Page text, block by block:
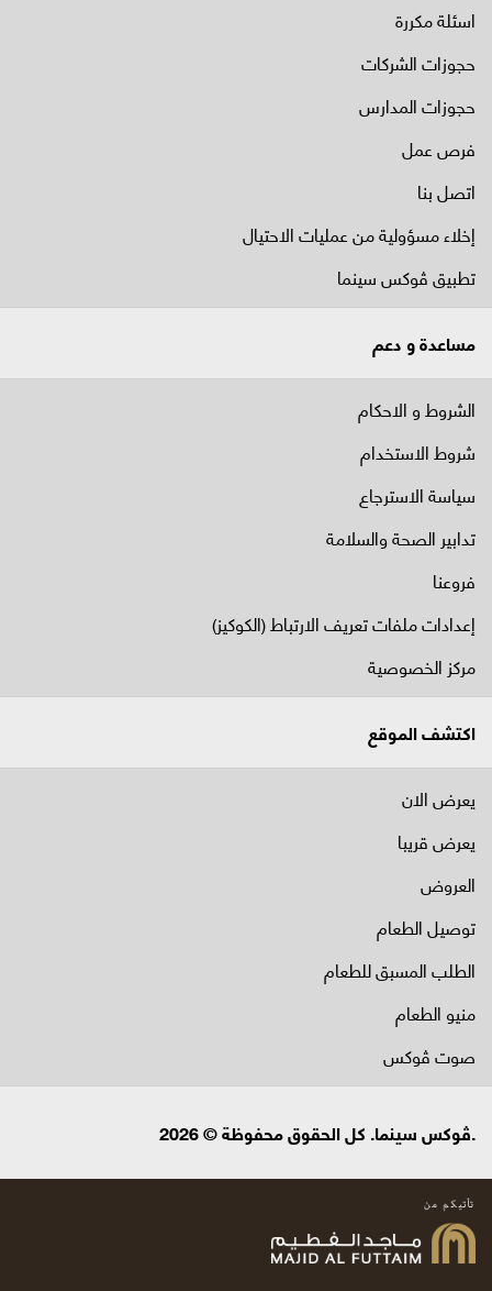
اسئلة مكررة
حجوزات الشركات
حجوزات المدارس
فرص عمل
اتصل بنا
إخلاء مسؤولية من عمليات الاحتيال
تطبيق ڤوكس سينما
مساعدة و دعم
الشروط و الاحكام
شروط الاستخدام
سياسة الاسترجاع
تدابير الصحة والسلامة
فروعنا
إعدادات ملفات تعريف الارتباط (الكوكيز)
مركز الخصوصية
اكتشف الموقع
يعرض الان
يعرض قريبا
العروض
توصيل الطعام
الطلب المسبق للطعام
منيو الطعام
صوت ڤوكس
.ڤوكس سينما. كل الحقوق محفوظة © 2026